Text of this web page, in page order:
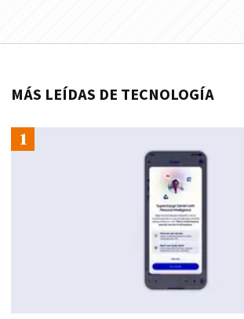
MÁS LEÍDAS DE TECNOLOGÍA